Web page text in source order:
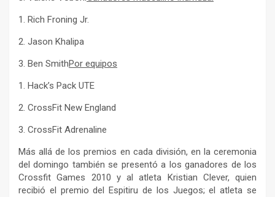
1. Rich Froning Jr.
2. Jason Khalipa
3. Ben SmithPor equipos
1. Hack’s Pack UTE
2. CrossFit New England
3. CrossFit Adrenaline
Más allá de los premios en cada división, en la ceremonia
del domingo también se presentó a los ganadores de los
Crossfit Games 2010 y al atleta Kristian Clever, quien
recibió el premio del Espitiru de los Juegos; el atleta se